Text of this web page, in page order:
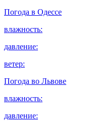
Погода в Одессе
влажность:
давление:
ветер:
Погода во Львове
влажность:
давление: